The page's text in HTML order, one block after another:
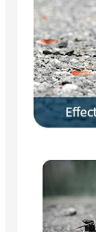
フライトコントローラー
フライトコントローラー
バッテリー・アクセサ
ブレード・プロペラ・
充電器・コネクタ・バ
受信機
ESC関連
サーボ・交換ギヤ・コ
モーター・ピニオン・
DJI
テラドローン
未来システム工房
ASAGAO
DJI Power
DJI ROMO